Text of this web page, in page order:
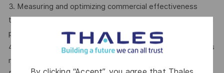
3. Measuring and optimizing commercial effectiveness
through monitoring win rates, profitability, and revenue, and
proposing tailored improvement plans.
4. Standardizing and disseminating best practices and sales
methodologies internationally.